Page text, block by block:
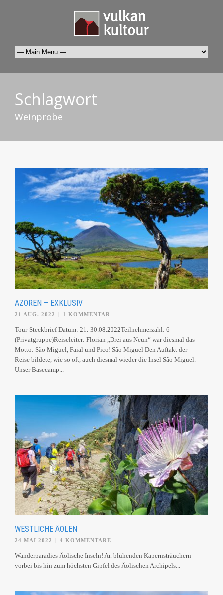
Schlagwort
Weinprobe
AZOREN – EXKLUSIV
21 AUG. 2022 | 1 KOMMENTAR
Tour-Steckbrief Datum: 21.-30.08.2022Teilnehmerzahl: 6
(Privatgruppe)Reiseleiter: Florian „Drei aus Neun“ war diesmal das
Motto: São Miguel, Faial und Pico! São Miguel Den Auftakt der
Reise bildete, wie so oft, auch diesmal wieder die Insel São Miguel.
Unser Basecamp...
WESTLICHE ÄOLEN
24 MAI 2022 4 KOMMENTARE
Wanderparadies Äolische Inseln! An blühenden Kapernsträuchern
vorbei bis hin zum höchsten Gipfel des Äolischen Archipels...